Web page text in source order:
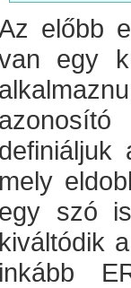
Az előbb
egy
definiáljuk
mely
egy szó
kiváltódik
inkább